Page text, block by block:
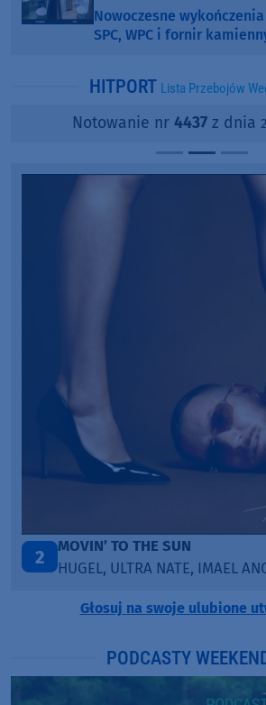
Nowoczesne
SPC, WPC i fornir
HITPORT Lista Przebojów
Notowanie nr 4437 z dnia
3
ITEPE ITEDE
SANAH
Głosuj na swoje ulubione
PODCASTY